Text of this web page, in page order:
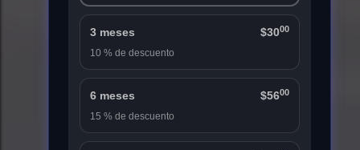
3 meses $3000
10 % de descuento
6 meses $5600
15 % de descuento